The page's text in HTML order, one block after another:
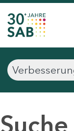
Suche